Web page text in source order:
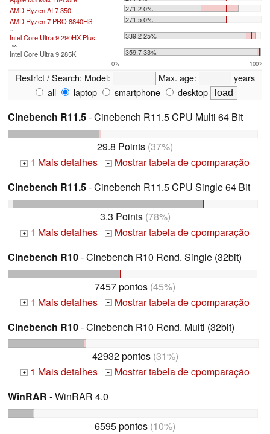
AMD Ryzen AI 7 350
271.2 0%
AMD Ryzen 7 PRO 8840HS
271.5 0%
...
Intel Core Ultra 9 290HX Plus 339.2 25%
max:
Intel Core Ultra 9 285K 359.7 33%
0% 100%
Restrict / Search: Model: Max. age:
years
all
laptop smartphone desktop
Cinebench R11.5- Cinebench R11.5 CPU Multi 64 Bit
29.8 Points (37%)
+ 1 Mais detalhes + Mostrar tabela de cpomparação
Cinebench R11.5- Cinebench R11.5 CPU Single 64 Bit
3.3 Points(78%)
+ 1 Mais detalhes + Mostrar tabela de cpomparação
Cinebench R10- Cinebench R10 Rend. Single (32bit)
7457 pontos (45%)
+ 1 Mais detalhes + Mostrar tabela de cpomparação
Cinebench R10- Cinebench R10 Rend. Multi (32bit)
42932 pontos(31%)
+ 1 Mais detalhes + Mostrar tabela de cpomparação
WinRAR - WinRAR 4.0
6595 pontos (10%)